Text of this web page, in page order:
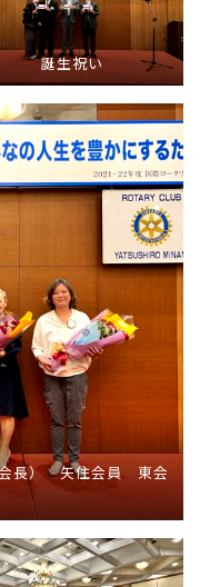
誕生祝い
長） 矢住会員 東会